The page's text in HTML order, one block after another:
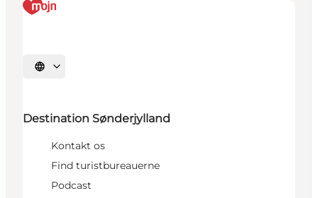
Vælg sprog
Destination Sønderjylland
Kontakt os
Find turistbureauerne
Podcast